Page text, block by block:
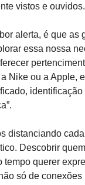
vistos e ouvidos.
alerta, é que as
essa nossa
Nike ou a Apple,
distanciando
Descobrir
tempo querer
só de